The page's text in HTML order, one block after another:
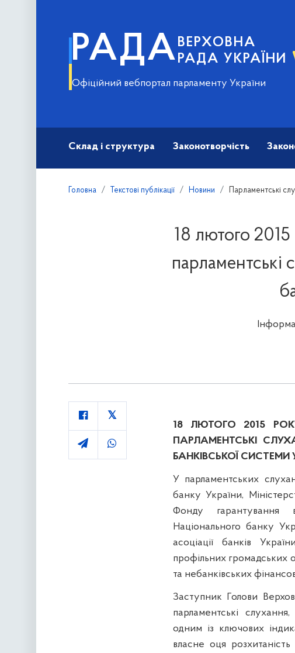
РАДА ВЕРХОВНА
РАДА УКРАЇНИ
Офіційний вебпортал парламенту України
Склад і структура Законотворчість
Головна Текстові публікації Новини Парламентські
18 лютого
парламентські
18 ЛЮТОГО 2015
ПАРЛАМЕНТСЬКІ
БАНКІВСЬКОЇ СИСТЕМИ
У парламентських
банку України,
Фонду гарантування
Національного банку
асоціації банків
профільних громадських
та небанківських
Заступник Голови
парламентські
одним із ключових
власне оця